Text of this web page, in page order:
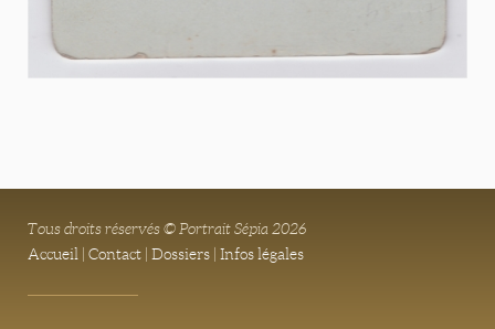
Tous droits réservés © Portrait Sépia 2026
Accueil Contact Dossiers Infos légales